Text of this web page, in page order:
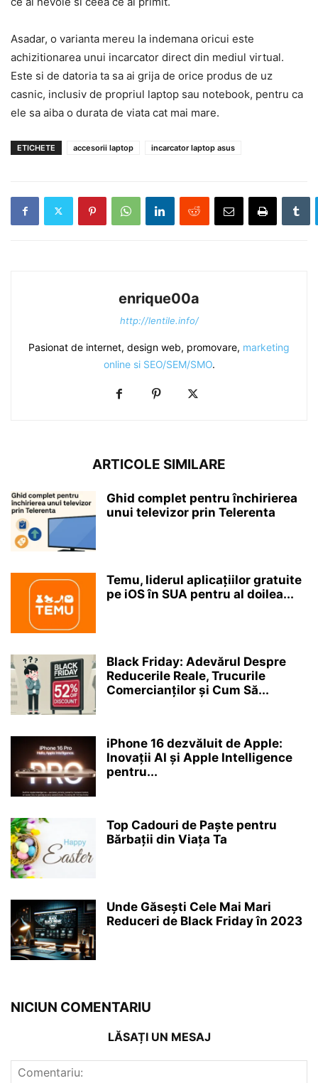
Asadar, o varianta mereu la indemana oricui este
achizitionarea unui incarcator direct din mediul virtual.
Este si de datoria ta sa ai grija de orice produs de uz
casnic, inclusiv de propriul laptop sau notebook, pentru ca
ele sa aiba o durata de viata cat mai mare.
ETICHETE accesorii laptop incarcator laptop asus
enrique00a
http://lentile.info/
Pasionat de internet, design web, promovare, marketing
online si SEO/SEM/SMO.
ARTICOLE SIMILARE
Ghid complet pentru închirierea
unui televizor prin Telerenta
Temu, liderul aplicațiilor gratuite
pe iOS în SUA pentru al doilea...
Black Friday: Adevărul Despre
Reducerile Reale, Trucurile
Comercianților și Cum Să...
iPhone 16 dezvăluit de Apple:
Inovații AI și Apple Intelligence
pentru...
Top Cadouri de Paște pentru
Bărbații din Viața Ta
Unde Găsești Cele Mai Mari
Reduceri de Black Friday în 2023
NICIUN COMENTARIU
LĂSAȚI UN MESAJ